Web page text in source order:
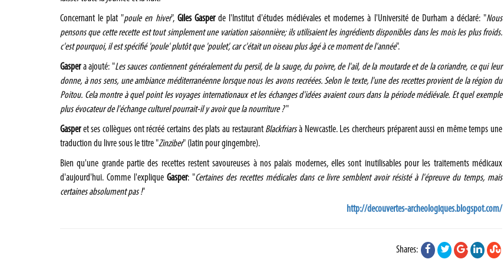
Concernant le plat "poule en hiver", Giles Gasperde l'Institut d'études médiévales et modernes à l'Université de Durham a déclaré: "Nous
pensons que cette recette est tout simplement une variation saisonnière; ils utilisaient les ingrédients disponibles dans les mois les plus froids.
c'est pourquoi, il est spécifié 'poule' plutôt que 'poulet', car c'était un oiseau plus âgé à ce moment de l'année".
Gaspera ajouté: "Les sauces contiennent généralement du persil, de la sauge, du poivre, de l'ail, de la moutarde et de la coriandre, ce qui leur
donne, à nos sens, une ambiance méditerranéenne lorsque nous les avons recréées. Selon le texte, l'une des recettes provient de la région du
Poitou. Cela montre à quel point les voyages internationaux et les échanges d'idées avaient cours dans la période médiévale. Et quel exemple
plus évocateur de l'échange culturel pourrait-il y avoir que la nourriture ?"
Gasperet ses collègues ont récréé certains des plats au restaurant Blackfriarsà Newcastle. Les chercheurs préparent aussi en même temps une
traduction du livre sous le titre "Zinziber" (latin pour gingembre).
Bien qu'une grande partie des recettes restent savoureuses à nos palais modernes, elles sont inutilisables pour les traitements médicaux
d'aujourd'hui. Comme l'explique Gasper: "Certaines des recettes médicales dans ce livre semblent avoir résisté à l'épreuve du temps, mais
certaines absolument pas !"
http://decouvertes-archeologiques.blogspot.com/
Shares: